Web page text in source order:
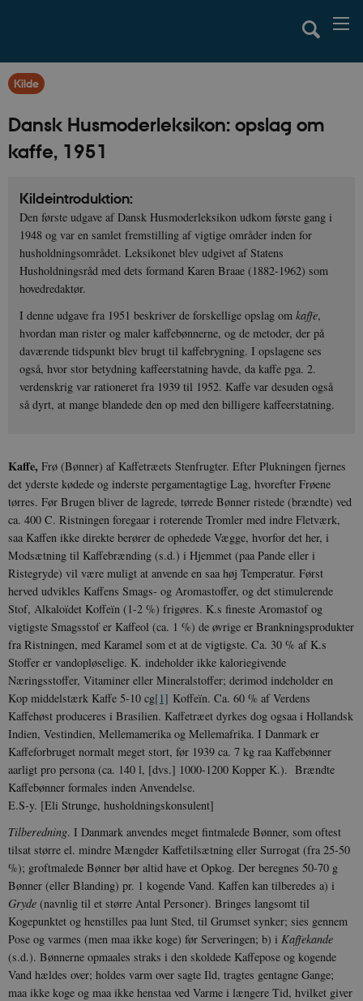
Kilde
Dansk Husmoderleksikon: opslag om
kaffe, 1951
Kildeintroduktion:
Den første udgave af Dansk Husmoderleksikon udkom første gang i
1948 og var en samlet fremstilling af vigtige områder inden for
husholdningsområdet. Leksikonet blev udgivet af Statens
Husholdningsråd med dets formand Karen Braae (1882-1962) som
hovedredaktør.
I denne udgave fra 1951 beskriver de forskellige opslag omkaffe,
hvordan man rister og maler kaffebønnerne, og de metoder, der på
daværende tidspunkt blev brugt til kaffebrygning. I opslagene ses
også, hvor stor betydning kaffeerstatning havde, da kaffe pga. 2.
verdenskrig var rationeret fra 1939 til 1952. Kaffe var desuden også
så dyrt, at mange blandede den op med den billigere kaffeerstatning.
Kaffe, Frø (Bønner) af Kaffetræets Stenfrugter. Efter Plukningen fjernes
det yderste kødede og inderste pergamentagtige Lag, hvorefter Frøene
tørres. Før Brugen bliver de lagrede, tørrede Bønner ristede (brændte) ved
ca. 400 C. Ristningen foregaar i roterende Tromler med indre Fletværk,
saa Kaffen ikke direkte berører de ophedede Vægge, hvorfor det her, i
Modsætning til Kaffebrænding (s.d.) i Hjemmet (paa Pande eller i
Ristegryde) vil være muligt at anvende en saa høj Temperatur. Først
herved udvikles Kaffens Smags- og Aromastoffer, og det stimulerende
Stof, Alkaloïdet Koffeïn (1-2 %) frigøres. K.s fineste Aromastof og
vigtigste Smagsstof er Kaffeol (ca. 1 %) de øvrige er Brankningsprodukter
fra Ristningen, med Karamel som et at de vigtigste. Ca. 30 % af K.s
Stoffer er vandopløselige. K. indeholder ikke kaloriegivende
Næringsstoffer, Vitaminer eller Mineralstoffer; derimod indeholder en
Kop middelstærk Kaffe 5-10 cg[1] Koffeïn. Ca. 60 % af Verdens
Kaffehøst produceres i Brasilien. Kaffetræet dyrkes dog ogsaa i Hollandsk
Indien, Vestindien, Mellemamerika og Mellemafrika. I Danmark er
Kaffeforbruget normalt meget stort, før 1939 ca. 7 kg raa Kaffebønner
aarligt pro persona (ca. 140 l, [dvs.] 1000-1200 Kopper K.). Brændte
Kaffebønner formales inden Anvendelse.
E.S-y. [Eli Strunge, husholdningskonsulent]
Tilberedning. I Danmark anvendes meget fintmalede Bønner, som oftest
tilsat større el. mindre Mængder Kaffetilsætning eller Surrogat (fra 25-50
%); groftmalede Bønner bør altid have et Opkog. Der beregnes 50-70 g
Bønner (eller Blanding) pr. 1 kogende Vand. Kaffen kan tilberedes a) i
Gryde (navnlig til et større Antal Personer). Bringes langsomt til
Kogepunktet og henstilles paa lunt Sted, til Grumset synker; sies gennem
Pose og varmes (men maa ikke koge) før Serveringen; b) i Kaffekande
(s.d.). Bønnerne opmaales straks i den skoldede Kaffepose og kogende
Vand hældes over; holdes varm over sagte Ild, tragtes gentagne Gange;
maa ikke koge og maa ikke henstaa ved Varme i længere Tid, hvilket giver